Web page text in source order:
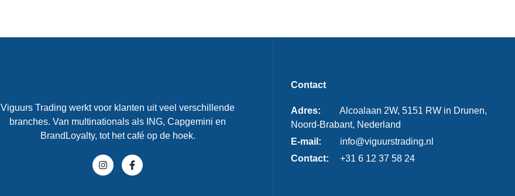
Viguurs Trading werkt voor klanten uit veel verschillende
branches. Van multinationals als ING, Capgemini en
BrandLoyalty, tot het café op de hoek.
Contact
Adres:
Alcoalaan 2W, 5151 RW in Drunen,
Noord-Brabant, Nederland
E-mail:
info@viguurstrading.nl
Contact:
+31 6 12 37 58 24